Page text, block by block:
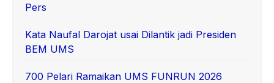
Pers
Kata Naufal Darojat usai Dilantik jadi Presiden
BEM UMS
700 Pelari Ramaikan UMS FUNRUN 2026